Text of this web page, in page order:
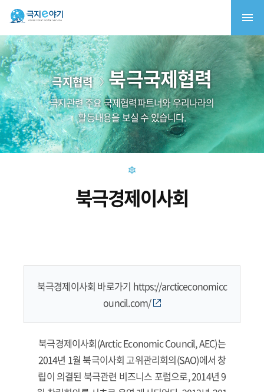
극지협력 북극국제협력
극지관련 주요 국제협력파트너와 우리나라의
활동내용을 보실 수 있습니다.
북극경제이사회
북극경제이사회 바로가기 https://arcticeconomicc
ouncil.com/
북극경제이사회(Arctic Economic Council, AEC)는
2014년 1월 북극이사회 고위관리회의(SAO)에서 창
립이 의결된 북극관련 비즈니스 포럼으로, 2014년 9